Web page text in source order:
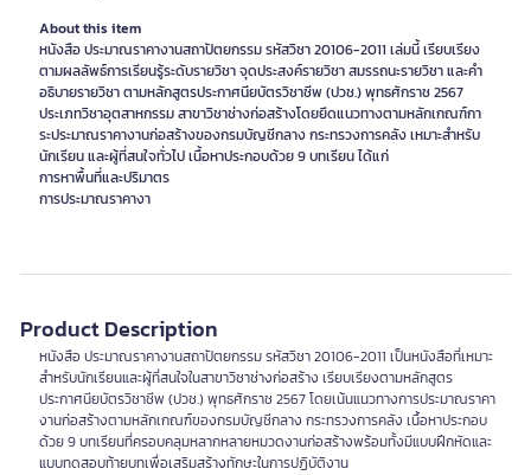
About this item
หนังสือ ประมาณราคางานสถาปัตยกรรม รหัสวิชา 20106-2011 เล่มนี้ เรียบเรียง
ตามผลลัพธ์การเรียนรู้ระดับรายวิชา จุดประสงค์รายวิชา สมรรถนะรายวิชา และคำ
อธิบายรายวิชา ตามหลักสูตรประกาศนียบัตรวิชาชีพ (ปวช.) พุทธศักราช 2567
ประเภทวิชาอุตสาหกรรม สาขาวิชาช่างก่อสร้างโดยยึดแนวทางตามหลักเกณฑ์กา
ระประมาณราคางานก่อสร้างของกรมบัญชีกลาง กระทรวงการคลัง เหมาะสำหรับ
นักเรียน และผู้ที่สนใจทั่วไป เนื้อหาประกอบด้วย 9 บทเรียน ได้แก่
การหาพื้นที่และปริมาตร
การประมาณราคางา
Product Description
หนังสือ ประมาณราคางานสถาปัตยกรรม รหัสวิชา 20106-2011 เป็นหนังสือที่เหมาะ
สำหรับนักเรียนและผู้ที่สนใจในสาขาวิชาช่างก่อสร้าง เรียบเรียงตามหลักสูตร
ประกาศนียบัตรวิชาชีพ (ปวช.) พุทธศักราช 2567 โดยเน้นแนวทางการประมาณราคา
งานก่อสร้างตามหลักเกณฑ์ของกรมบัญชีกลาง กระทรวงการคลัง เนื้อหาประกอบ
ด้วย 9 บทเรียนที่ครอบคลุมหลากหลายหมวดงานก่อสร้างพร้อมทั้งมีแบบฝึกหัดและ
แบบทดสอบท้ายบทเพื่อเสริมสร้างทักษะในการปฏิบัติงาน